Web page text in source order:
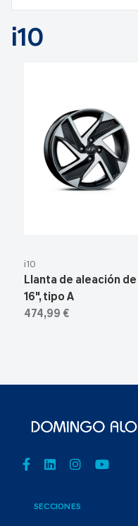
i10
i10
Llanta de aleación de
16", tipo A
474,99 €
SECCIONES